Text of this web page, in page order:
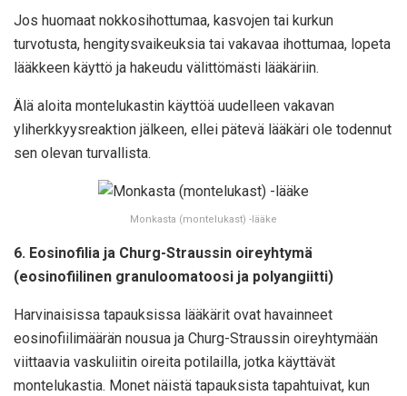
Jos huomaat nokkosihottumaa, kasvojen tai kurkun
turvotusta, hengitysvaikeuksia tai vakavaa ihottumaa, lopeta
lääkkeen käyttö ja hakeudu välittömästi lääkäriin.
Älä aloita montelukastin käyttöä uudelleen vakavan
yliherkkyysreaktion jälkeen, ellei pätevä lääkäri ole todennut
sen olevan turvallista.
Monkasta (montelukast) -lääke
6. Eosinofilia ja Churg-Straussin oireyhtymä
(eosinofiilinen granuloomatoosi ja polyangiitti)
Harvinaisissa tapauksissa lääkärit ovat havainneet
eosinofiilimäärän nousua ja Churg-Straussin oireyhtymään
viittaavia vaskuliitin oireita potilailla, jotka käyttävät
montelukastia. Monet näistä tapauksista tapahtuivat, kun